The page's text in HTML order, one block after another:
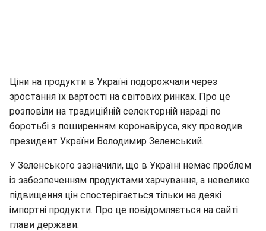
Ціни на продукти в Україні подорожчали через
зростання їх вартості на світових ринках. Про це
розповіли на традиційній селекторній нараді по
боротьбі з поширенням коронавіруса, яку проводив
президент України Володимир Зеленський.
У Зеленського зазначили, що в Україні немає проблем
із забезпеченням продуктами харчування, а невелике
підвищення цін спостерігається тільки на деякі
імпортні продукти. Про це повідомляється на сайті
глави держави.